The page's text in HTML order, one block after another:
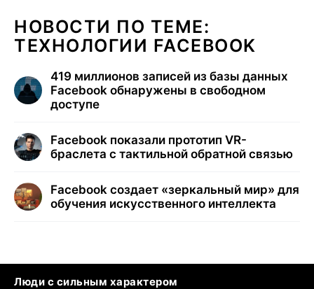
НОВОСТИ ПО ТЕМЕ:
ТЕХНОЛОГИИ FACEBOOK
419 миллионов записей из базы данных
Facebook обнаружены в свободном
доступе
Facebook показали прототип VR-
браслета с тактильной обратной связью
Facebook создает «зеркальный мир» для
обучения искусственного интеллекта
Люди с сильным характером